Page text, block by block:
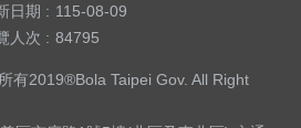
日期
115-08-09
人次
84795
有2019®Bola Taipei Gov. All Right